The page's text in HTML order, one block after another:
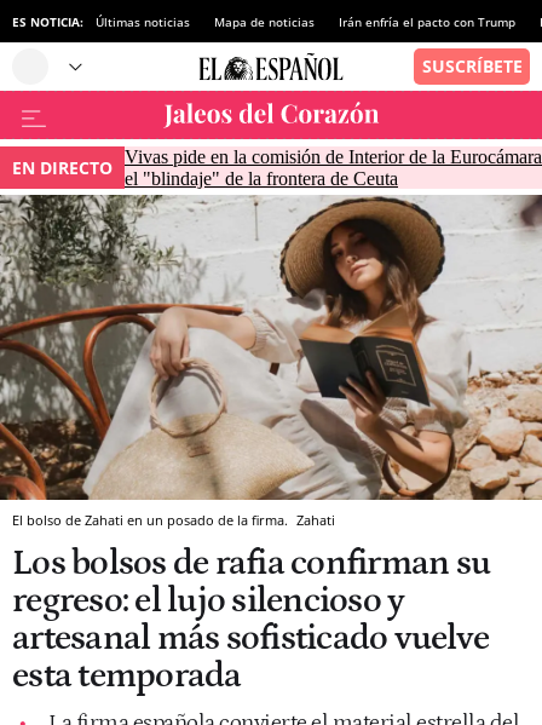
ES NOTICIA: Últimas noticias Mapa de noticias Irán enfría el pacto con Trump
EN DIRECTO Vivas pide en la comisión de Interior de la Eurocámara
el "blindaje" de la frontera de Ceuta
El bolso de Zahati en un posado de la firma. Zahati
Los bolsos de rafia confirman su
regreso: el lujo silencioso y
artesanal más sofisticado vuelve
esta temporada